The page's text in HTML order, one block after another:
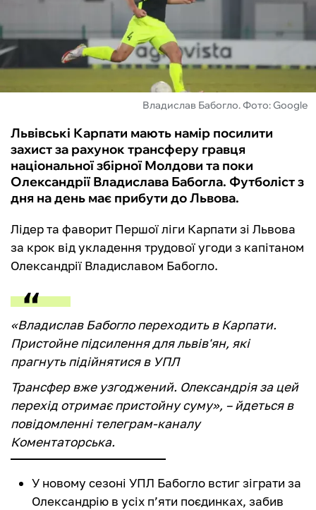
БУКМЕКЕРИ
Владислав Бабогло. Фото: Google
Львівські Карпати мають намір посилити
захист за рахунок трансферу гравця
національної збірної Молдови та поки
Олександрії Владислава Бабогла. Футболіст з
дня на день має прибути до Львова.
Лідер та фаворит Першої ліги Карпати зі Львова
за крок від укладення трудової угоди з капітаном
Олександрії Владиславом Бабогло.
«Владислав Бабогло переходить в Карпати.
Пристойне підсилення для львів'ян, які
прагнуть підійнятися в УПЛ
Трансфер вже узгоджений. Олександрія за цей
перехід отримає пристойну суму», – йдеться в
повідомленні телеграм-каналу
Коментаторська.
У новому сезоні УПЛ Бабогло встиг зіграти за
Олександрію в усіх п’яти поєдинках, забив